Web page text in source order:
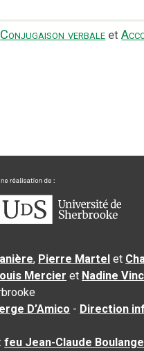
Conjugaison verbale et
, Pierre Martel et
Mercier et Nadine
D’Amico - Direction
:feu Jean-Claude